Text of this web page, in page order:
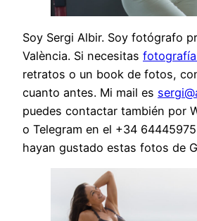
Soy Sergi Albir. Soy fotógrafo
València. Si necesitas
retratos o un book de fotos,
cuanto antes. Mi mail es
puedes contactar también por
o Telegram en el +34
hayan gustado estas fotos de